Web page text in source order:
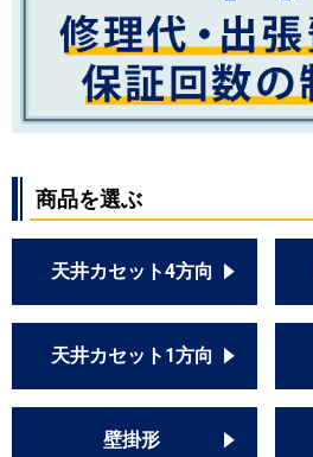
商品を選ぶ
天井カセット4方向
天井カセット1方向
壁掛形